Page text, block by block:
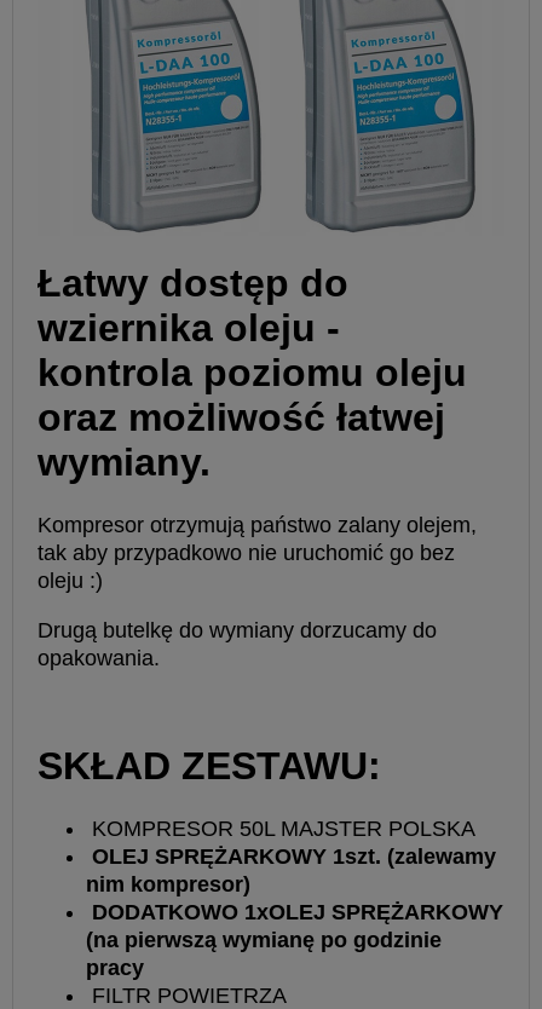
Łatwy dostęp do
wziernika oleju -
kontrola poziomu oleju
oraz możliwość łatwej
wymiany.
Kompresor otrzymują państwo zalany olejem,
tak aby przypadkowo nie uruchomić go bez
oleju :)
Drugą butelkę do wymiany dorzucamy do
opakowania.
SKŁAD ZESTAWU:
KOMPRESOR 50L MAJSTER POLSKA
OLEJ SPRĘŻARKOWY 1szt. (zalewamy
nim kompresor)
DODATKOWO 1xOLEJ SPRĘŻARKOWY
(na pierwszą wymianę po godzinie
pracy
FILTR POWIETRZA